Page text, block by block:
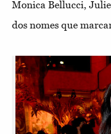
Monica Bellucci,
dos nomes que